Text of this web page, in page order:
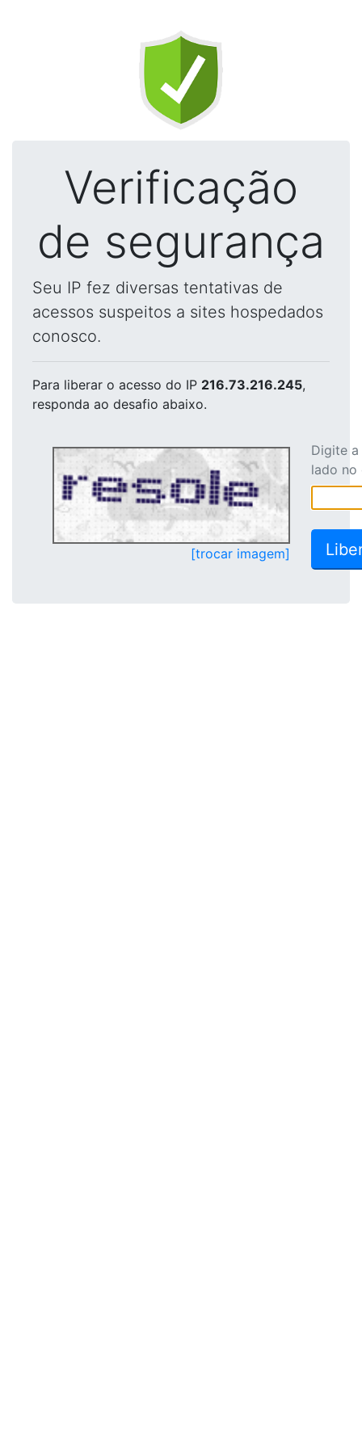
Verificação
de segurança
Seu IP fez diversas tentativas de
acessos suspeitos a sites hospedados
conosco.
Para liberar o acesso do IP 216.73.216.245,
responda ao desafio abaixo.
[trocar imagem]
Digite
lado no